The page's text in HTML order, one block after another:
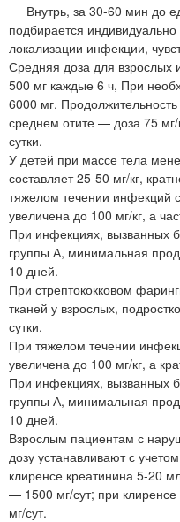
Внутрь, за 30-60 мин до
подбирается
локализации инфекции,
Средняя доза для
500 мг каждые 6 ч, При
6000 мг.
среднем отите — доза 75
сутки.
У детей при массе тела
составляет 25-50 мг/кг,
тяжелом течении инфекций
увеличена до 100 мг/кг, а
При инфекциях, вызванных
группы А, минимальная
10 дней.
При стрептококковом
тканей у взрослых,
сутки.
При тяжелом течении
увеличена до 100 мг/кг, а
При инфекциях, вызванных
группы А, минимальная
10 дней.
Взрослым пациентам с
дозу устанавливают с
клиренсе креатинина 5-20
— 1500 мг/сут; при
мг/сут.